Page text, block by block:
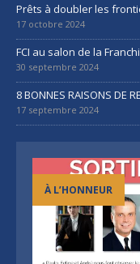
Prêts à doubler les
17 octobre 2024
FCI au salon de la
30 septembre 2024
8 BONNES RAISONS DE
17 septembre 2024
À L’HONNEUR